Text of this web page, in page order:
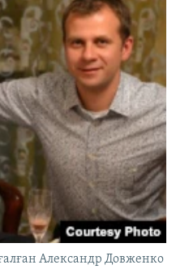
Александр Довженко